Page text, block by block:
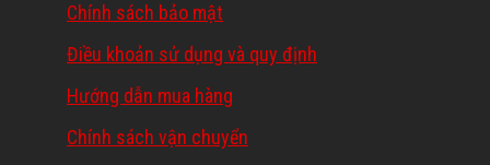
Chính sách bảo mật
Điều khoản sử dụng và quy định
Hướng dẫn mua hàng
Chính sách vận chuyển